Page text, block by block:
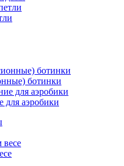
ботинки
для аэробики